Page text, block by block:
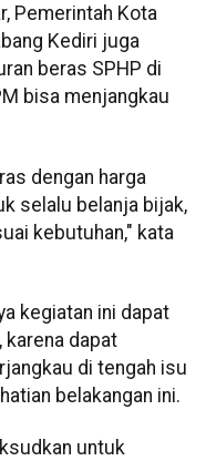
Pemerintah Kota
Kediri juga
beras SPHP di
bisa menjangkau
dengan harga
selalu belanja bijak,
kebutuhan," kata
kegiatan ini dapat
karena dapat
di tengah isu
belakangan ini.
untuk